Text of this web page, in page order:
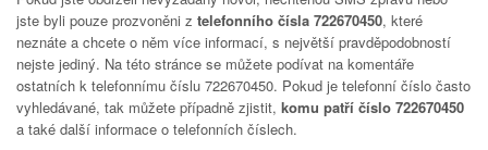
jste byli pouze prozvoněni z telefonního čísla 722670450, které
neznáte a chcete o něm více informací, s největší pravděpodobností
nejste jediný. Na této stránce se můžete podívat na komentáře
ostatních k telefonnímu číslu 722670450. Pokud je telefonní číslo často
vyhledávané, tak můžete případně zjistit, komu patří číslo 722670450
a také další informace o telefonních číslech.